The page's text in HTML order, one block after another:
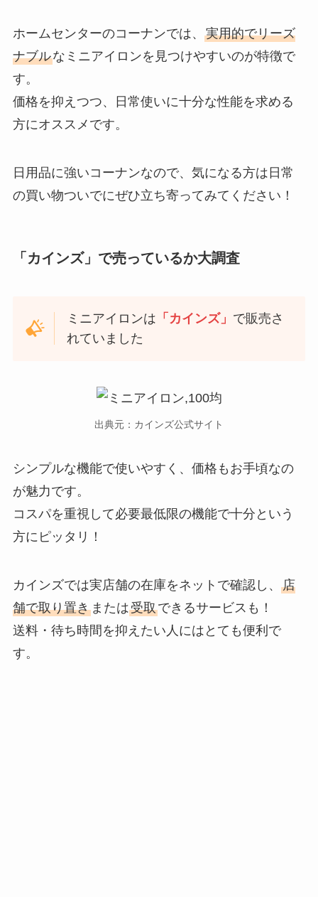
ホームセンターのコーナンでは、 実用的でリーズ
ナブルなミニアイロンを見つけやすいのが特徴で
す。
価格を抑えつつ、日常使いに十分な性能を求める
方にオススメです。
日用品に強いコーナンなので、気になる方は日常
の買い物ついでにぜひ立ち寄ってみてください！
「カインズ」で売っているか大調査
ミニアイロンは 「カインズ」 で販売さ
れていました
出典元：カインズ公式サイト
シンプルな機能で使いやすく、価格もお手頃なの
が魅力です。
コスパを重視して必要最低限の機能で十分という
方にピッタリ！
カインズでは実店舗の在庫をネットで確認し、 店
舗で取り置きまたは受取できるサービスも！
送料・待ち時間を抑えたい人にはとても便利で
す。